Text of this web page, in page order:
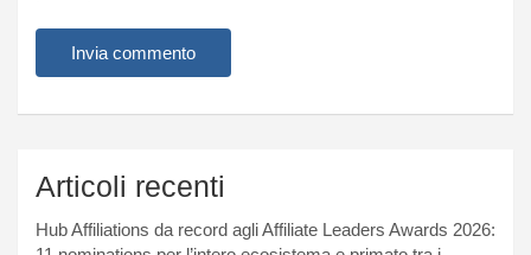
Articoli recenti
Hub Affiliations da record agli Affiliate Leaders Awards 2026: